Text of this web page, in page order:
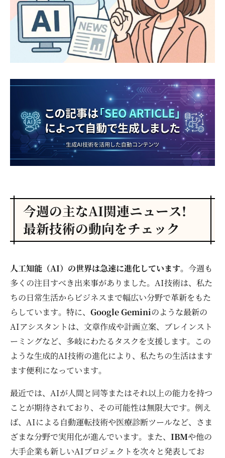
今週の主なAI関連ニュース!
最新技術の動向をチェック
人工知能（AI）の世界は急速に進化しています。 今週も
多くの注目すべき出来事がありました。AI技術は、私た
ちの日常生活からビジネスまで幅広い分野で革新をもた
らしています。特に、 Google Geminiのような最新の
AIアシスタントは、文章作成や計画立案、ブレインスト
ーミングなど、多岐にわたるタスクを支援します。この
ような生成的AI技術の進化により、私たちの生活はます
ます便利になっています。
最近では、AIが人間と同等またはそれ以上の能力を持つ
ことが期待されており、その可能性は無限大です。例え
ば、AIによる自動運転技術や医療診断ツールなど、さま
ざまな分野で実用化が進んでいます。また、 IBMや他の
大手企業も新しいAIプロジェクトを次々と発表してお